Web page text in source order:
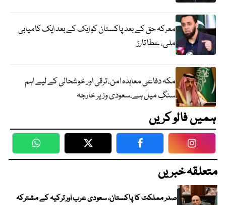
معرکہ حق کے بعد پاکستان کو ایک کے بعد ایک کامیابی
ملی، عطا تارڑ
مکہ دفاعی معاہدہ امن، ترقی اور خوشحالی کے لیے اہم
سنگِ میل ہے،سعودی وزیر خارجہ
ہمیں فالو کریں
WhatsApp Twitter Facebook
متعلقہ خبریں
صدر مملکت کا پاکستان، سعودی عرب اور ترکیہ کے مشترکہ